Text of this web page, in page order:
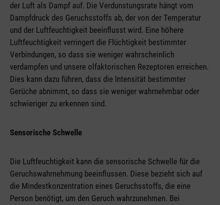
der Luft als Dampf auf. Die Verdunstungsrate hängt vom
Dampfdruck des Geruchsstoffs ab, der von der Temperatur
und der Luftfeuchtigkeit beeinflusst wird. Eine höhere
Luftfeuchtigkeit verringert die Flüchtigkeit bestimmter
Verbindungen, so dass sie weniger wahrscheinlich
verdampfen und unsere olfaktorischen Rezeptoren erreichen.
Dies kann dazu führen, dass die Intensität bestimmter
Gerüche abnimmt, so dass sie weniger wahrnehmbar oder
schwieriger zu erkennen sind.
Sensorische Schwelle
Die Luftfeuchtigkeit kann die sensorische Schwelle für die
Geruchswahrnehmung beeinflussen. Diese bezieht sich auf
die Mindestkonzentration eines Geruchsstoffs, die eine
Person benötigt, um den Geruch wahrzunehmen. Bei